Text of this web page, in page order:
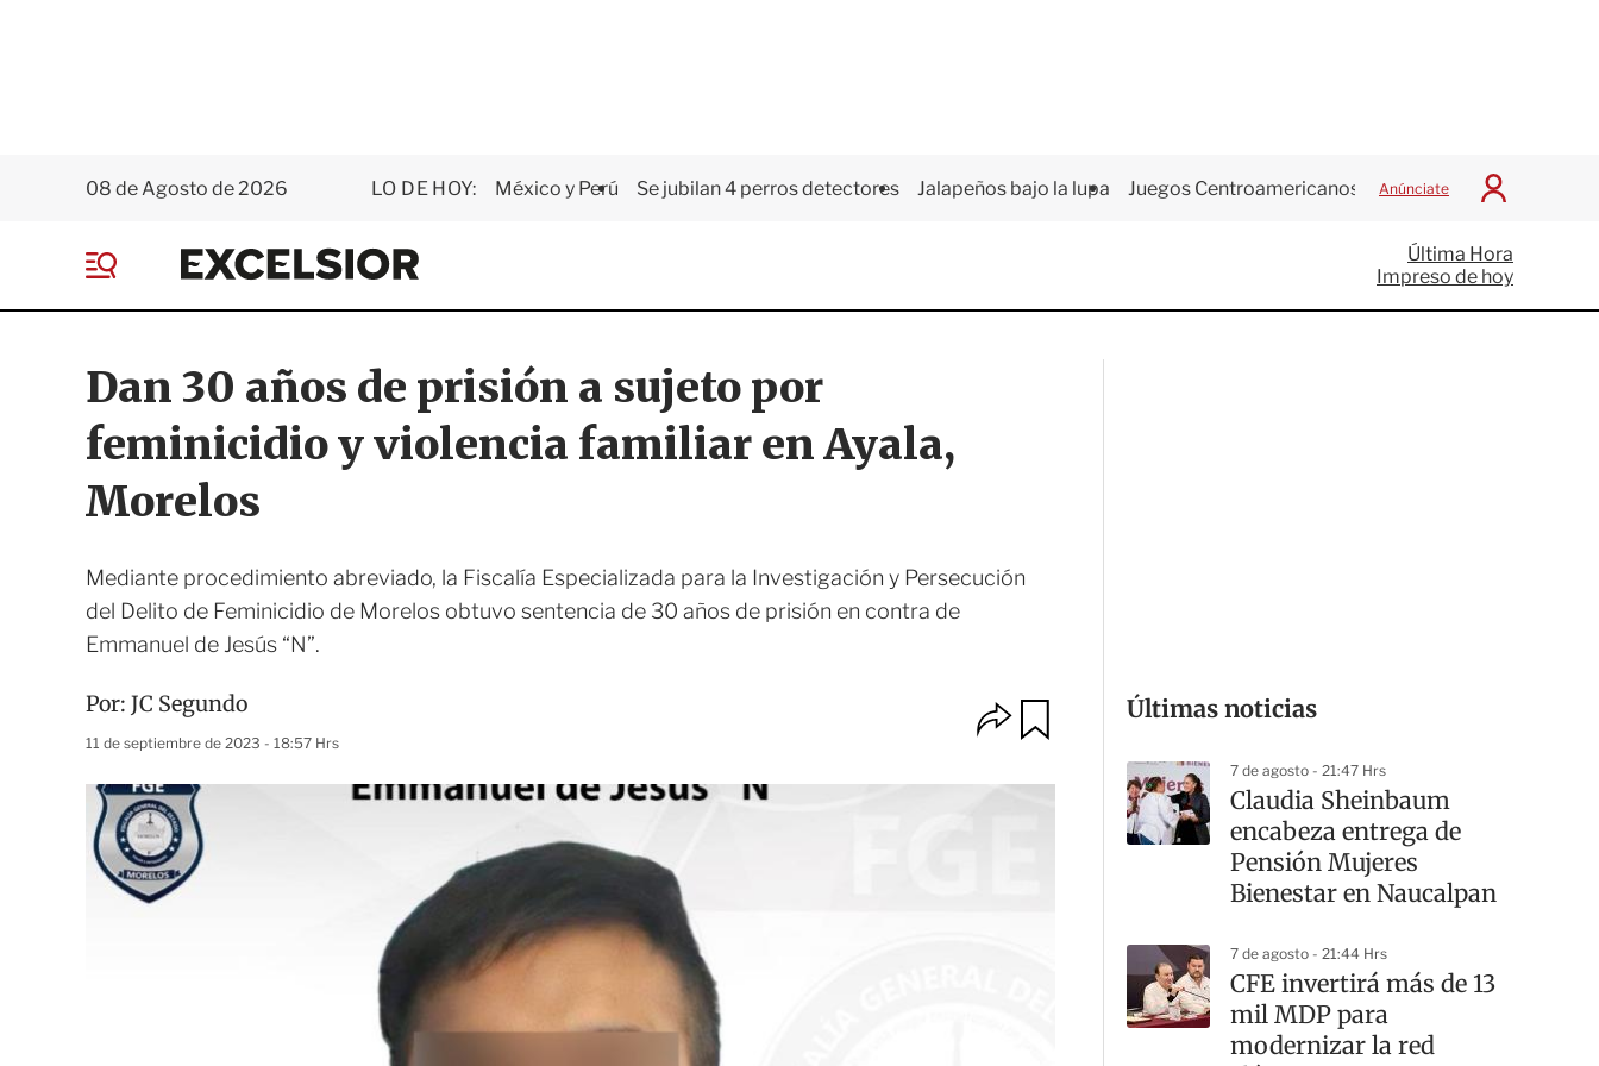
08 de Agosto de 2026 LO DE HOY: México y Perú Se jubilan 4 perros detectores Jalapeños bajo la lupa Juegos Centroamericanos Anúnciate
I
c
i
a
E
x
e
i
o
r
e
Última Hora
Impreso de hoy
Dan 30 años de prisión a sujeto por
feminicidio y violencia familiar en Ayala,
Morelos
Mediante procedimiento abreviado, la Fiscalía Especializada para la Investigación y Persecución
del Delito de Feminicidio de Morelos obtuvo sentencia de 30 años de prisión en contra de
Emmanuel de Jesús “N”.
Por: JC Segundo
11 de septiembre de 2023 - 18:57 Hrs
O
p
Últimas noticias
7 de agosto - 21:47 Hrs
Claudia Sheinbaum
encabeza entrega de
Pensión Mujeres
Bienestar en Naucalpan
7 de agosto - 21:44 Hrs
CFE invertirá más de 13
mil MDP para
modernizar la red